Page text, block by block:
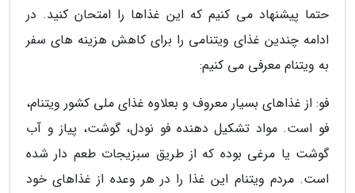
حتما پیشنهاد می کنیم که این غذاها را امتحان کنید. در
ادامه چندین غذای ویتنامی را برای کاهش هزینه های سفر
به ویتنام معرفی می کنیم:
فو: از غذاهای بسیار معروف و بعلاوه غذای ملی کشور ویتنام،
فو است. مواد تشکیل دهنده فو نودل، گوشت، پیاز و آب
گوشت یا مرغی بوده که از طریق سبزیجات طعم دار شده
است. مردم ویتنام این غذا را در هر وعده از غذاهای خود